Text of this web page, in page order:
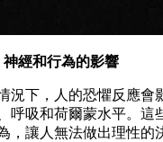
經和行為的影響
況下，人的恐懼反應會
呼吸和荷爾蒙水平。這
，讓人無法做出理性的